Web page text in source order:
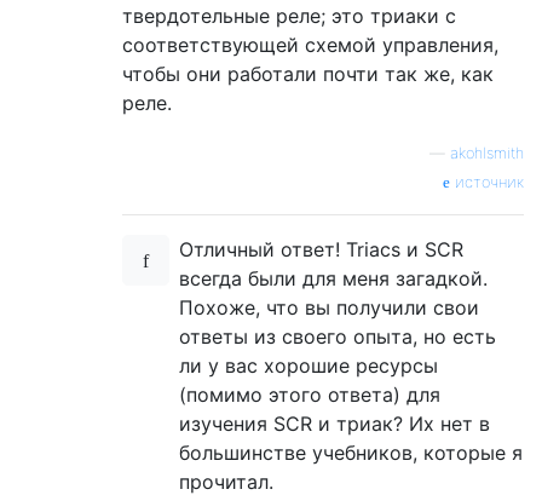
твердотельные реле; это триаки с
соответствующей схемой управления,
чтобы они работали почти так же, как
реле.
akohlsmith
источник
Отличный ответ! Triacs и SCR
всегда были для меня загадкой.
Похоже, что вы получили свои
ответы из своего опыта, но есть
ли у вас хорошие ресурсы
(помимо этого ответа) для
изучения SCR и триак? Их нет в
большинстве учебников, которые я
прочитал.